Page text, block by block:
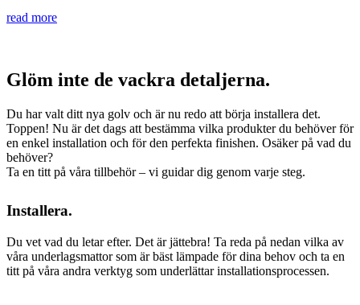
read more
Glöm inte de vackra detaljerna.
Du har valt ditt nya golv och är nu redo att börja installera det.
Toppen! Nu är det dags att bestämma vilka produkter du behöver för
en enkel installation och för den perfekta finishen. Osäker på vad du
behöver?
Ta en titt på våra tillbehör – vi guidar dig genom varje steg.
Installera.
Du vet vad du letar efter. Det är jättebra! Ta reda på nedan vilka av
våra underlagsmattor som är bäst lämpade för dina behov och ta en
titt på våra andra verktyg som underlättar installationsprocessen.